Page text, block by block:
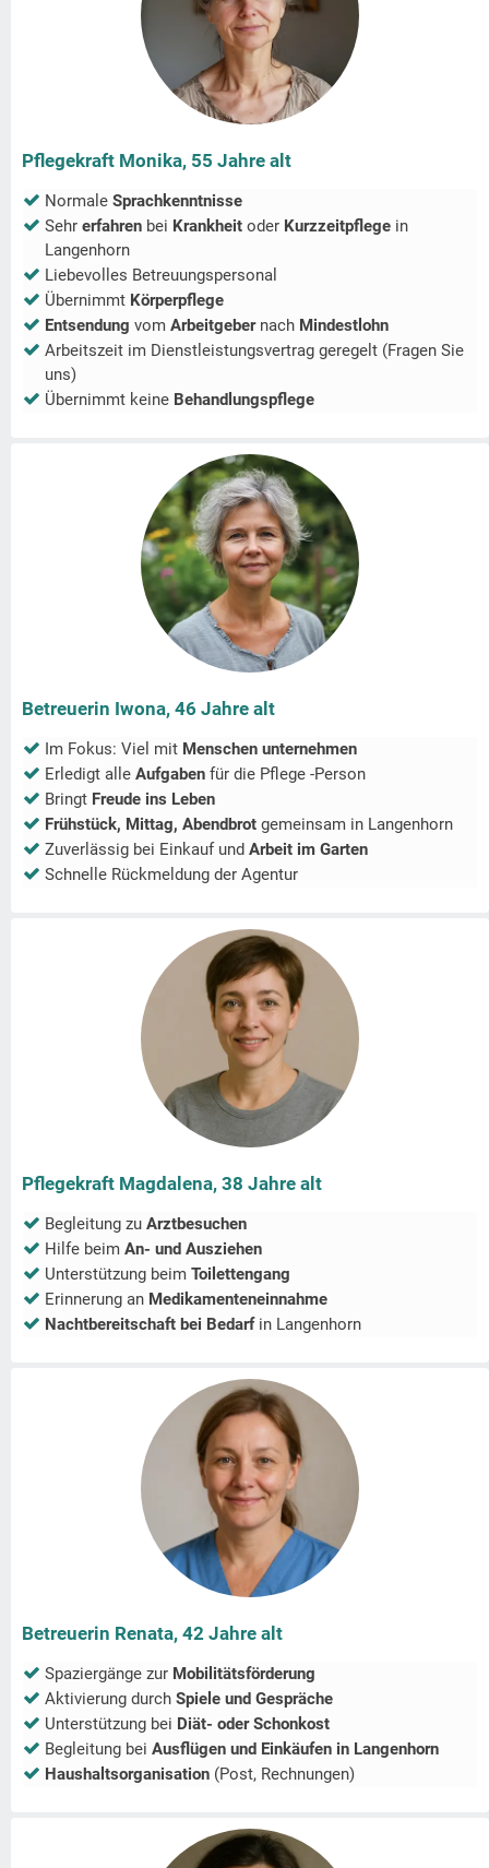
Pflegekraft Monika, 55 Jahre alt
Normale Sprachkenntnisse
Sehr erfahren bei Krankheit oder Kurzzeitpflege in
Langenhorn
Liebevolles Betreuungspersonal
Übernimmt Körperpflege
Entsendung vom Arbeitgeber nach Mindestlohn
Arbeitszeit im Dienstleistungsvertrag geregelt (Fragen Sie
uns)
Übernimmt keine Behandlungspflege
Betreuerin Iwona, 46 Jahre alt
Im Fokus: Viel mit Menschen unternehmen
Erledigt alle Aufgaben für die Pflege -Person
Bringt Freude ins Leben
Frühstück, Mittag, Abendbrot gemeinsam in Langenhorn
Zuverlässig bei Einkauf und Arbeit im Garten
Schnelle Rückmeldung der Agentur
Pflegekraft Magdalena, 38 Jahre alt
Begleitung zu Arztbesuchen
Hilfe beim An- und Ausziehen
Unterstützung beim Toilettengang
Erinnerung an Medikamenteneinnahme
Nachtbereitschaft bei Bedarfin Langenhorn
Betreuerin Renata, 42 Jahre alt
Spaziergänge zur Mobilitätsförderung
Aktivierung durch Spiele und Gespräche
Unterstützung bei Diät- oder Schonkost
Begleitung bei Ausflügen und Einkäufen in Langenhorn
Haushaltsorganisation (Post, Rechnungen)